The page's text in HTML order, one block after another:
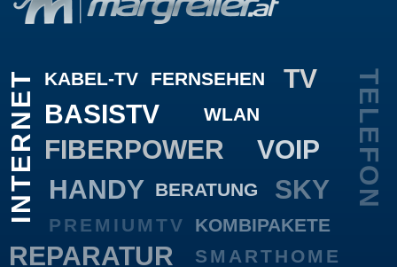
KABEL-TV
INTERNET TELEFON
FERNSEHEN
TV
BASISTV
PREMIUMTV
SKY
WLAN
FIBERPOWER VOIP
BERATUNG
REPARATUR
HANDY
SMARTHOME
KOMBIPAKETE